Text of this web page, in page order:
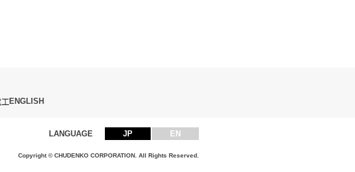
ENGLISH
LANGUAGE JP EN
Copyright © CHUDENKO CORPORATION. All Rights Reserved.